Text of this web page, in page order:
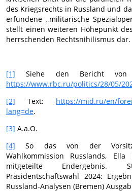
des Kriegsrechts in Russland und
erfundene „militärische
stellt einen weiteren Höhepunkt
herrschenden Rechtsnihilismus dar.
[1] Siehe den Bericht von
https://www.rbc.ru/politics/28/05/
[2] Text: https://mid.ru/en/
lang=de.
[3] A.a.O.
[4] So das von der
Wahlkommission Russlands, Ella
mitgeteilte Endergebnis.
Präsidentschaftswahl 2024:
Russland-Analysen (Bremen)